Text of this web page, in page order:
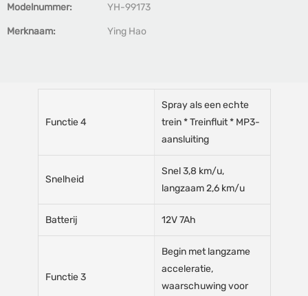
Modelnummer:
YH-99173
Merknaam: Ying Hao
Functie 4
Spray als een echte
trein * Treinfluit * MP3-
aansluiting
Snelheid
Snel 3,8 km/u,
langzaam 2,6 km/u
Batterij 12V 7Ah
Functie 3
Begin met langzame
acceleratie,
waarschuwing voor